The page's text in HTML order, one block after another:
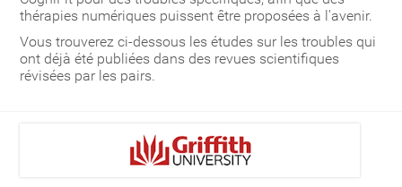
thérapies numériques puissent être proposées à l'avenir.
Vous trouverez ci-dessous les études sur les troubles qui
ont déjà été publiées dans des revues scientifiques
révisées par les pairs.